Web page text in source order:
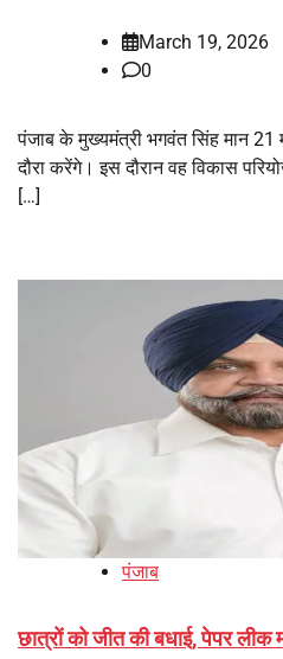
March 19, 2026
0
पंजाब के मुख्यमंत्री भगवंत सिंह मान 21
दौरा करेंगे। इस दौरान वह विकास
[…]
पंजाब
छात्रों को जीत की बधाई, पेपर